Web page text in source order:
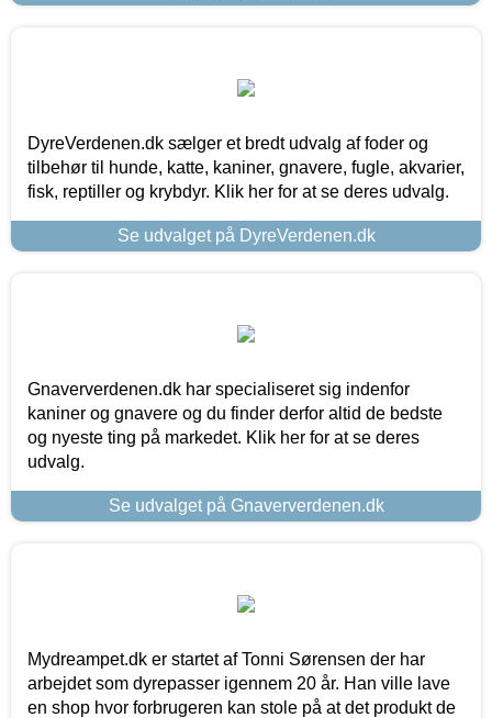
DyreVerdenen.dk sælger et bredt udvalg af foder og
tilbehør til hunde, katte, kaniner, gnavere, fugle, akvarier,
fisk, reptiller og krybdyr. Klik her for at se deres udvalg.
Se udvalget på DyreVerdenen.dk
Gnaververdenen.dk har specialiseret sig indenfor
kaniner og gnavere og du finder derfor altid de bedste
og nyeste ting på markedet. Klik her for at se deres
udvalg.
Se udvalget på Gnaververdenen.dk
Mydreampet.dk er startet af Tonni Sørensen der har
arbejdet som dyrepasser igennem 20 år. Han ville lave
en shop hvor forbrugeren kan stole på at det produkt de